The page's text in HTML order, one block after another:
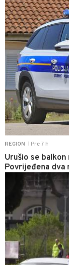
REGION Pre 7 h
Urušio se
Povrijeđena dva